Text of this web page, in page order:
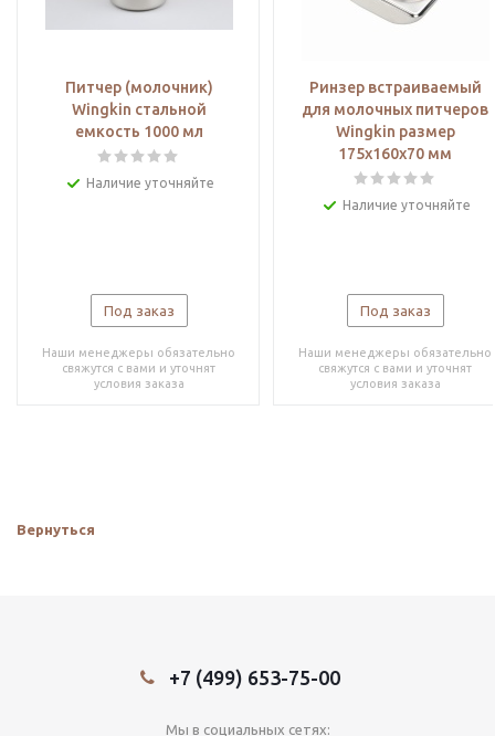
Питчер (молочник)
Wingkin стальной
емкость 1000 мл
Наличие уточняйте
Под заказ
Наши менеджеры обязательно
свяжутся с вами и уточнят
условия заказа
Ринзер встраиваемый
для молочных питчеров
Wingkin размер
175х160х70 мм
Наличие уточняйте
Под заказ
Наши менеджеры обязательно
свяжутся с вами и уточнят
условия заказа
Вернуться
+7 (499) 653-75-00
Мы в социальных сетях: